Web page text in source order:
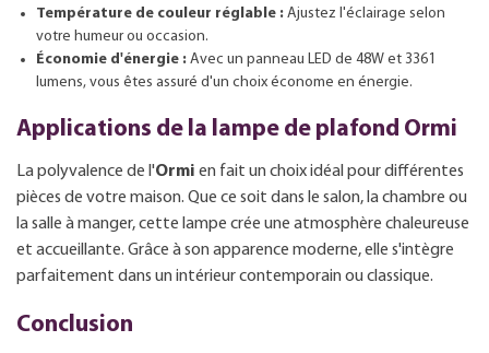
Température de couleur réglable : Ajustez l'éclairage selon
votre humeur ou occasion.
Économie d'énergie : Avec un panneau LED de 48W et 3361
lumens, vous êtes assuré d'un choix économe en énergie.
Applications de la lampe de plafond Ormi
La polyvalence de l'Ormi en fait un choix idéal pour différentes
pièces de votre maison. Que ce soit dans le salon, la chambre ou
la salle à manger, cette lampe crée une atmosphère chaleureuse
et accueillante. Grâce à son apparence moderne, elle s'intègre
parfaitement dans un intérieur contemporain ou classique.
Conclusion